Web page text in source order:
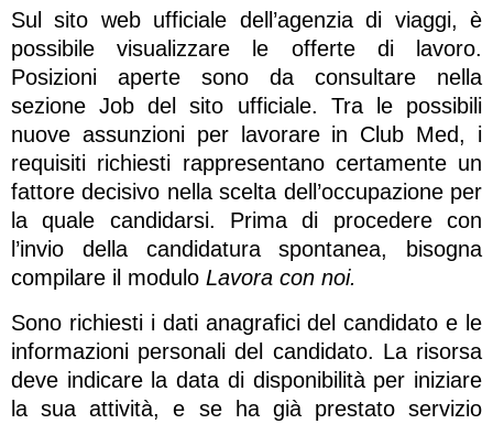
Sul sito web ufficiale dell’agenzia di viaggi, è
possibile visualizzare le offerte di lavoro.
Posizioni aperte sono da consultare nella
sezione Job del sito ufficiale. Tra le possibili
nuove assunzioni per lavorare in Club Med, i
requisiti richiesti rappresentano certamente un
fattore decisivo nella scelta dell’occupazione per
la quale candidarsi. Prima di procedere con
l’invio della candidatura spontanea, bisogna
compilare il modulo Lavora con noi.
Sono richiesti i dati anagrafici del candidato e le
informazioni personali del candidato. La risorsa
deve indicare la data di disponibilità per iniziare
la sua attività, e se ha già prestato servizio